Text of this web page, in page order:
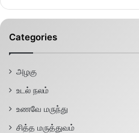
Categories
அழகு
உடல் நலம்
உணவே மருந்து
சித்த மருத்துவம்